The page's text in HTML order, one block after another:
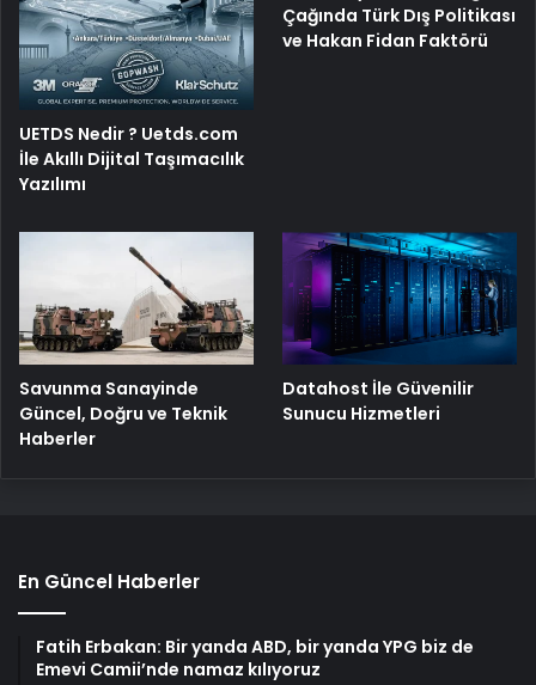
UETDS Nedir ? Uetds.com
İle Akıllı Dijital Taşımacılık
Yazılımı
Çağında Türk Dış Politikası
ve Hakan Fidan Faktörü
Savunma Sanayinde
Güncel, Doğru ve Teknik
Haberler
Datahost İle Güvenilir
Sunucu Hizmetleri
En Güncel Haberler
Fatih Erbakan: Bir yanda ABD, bir yanda YPG biz de
Emevi Camii’nde namaz kılıyoruz